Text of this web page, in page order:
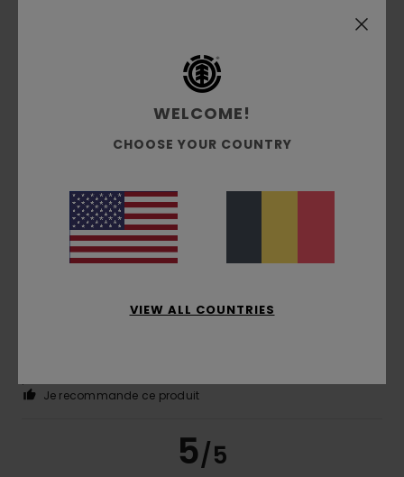
tyrès bien coupé et bonne épaisseur
Rapport qualité / prix: 4 Taille
Je recommande ce produit
4
Je recommande ce produit
5/5
WELCOME!
CHOOSE YOUR COUNTRY
VIEW ALL COUNTRIES